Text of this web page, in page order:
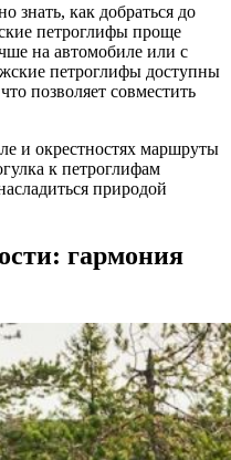
знать, как добраться до
петроглифы проще
на автомобиле или с
петроглифы доступны
позволяет совместить
и окрестностях маршруты
к петроглифам
природой
гармония